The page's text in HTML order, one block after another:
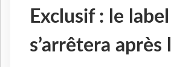
Exclusif : le
s’arrêtera après